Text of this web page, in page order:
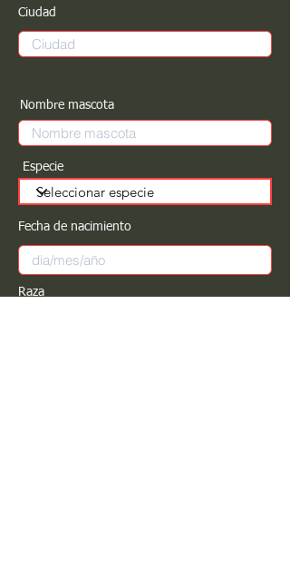
Ciudad
Nombre mascota
Especie
Fecha de nacimiento
Raza